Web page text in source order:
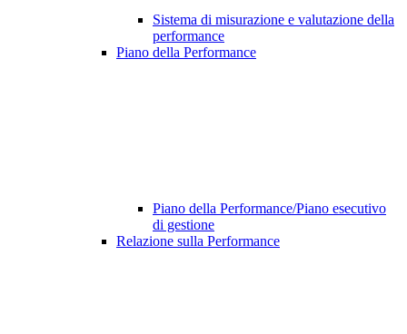
Sistema di misurazione e valutazione della
performance
Piano della Performance
Piano della Performance/Piano esecutivo
di gestione
Relazione sulla Performance